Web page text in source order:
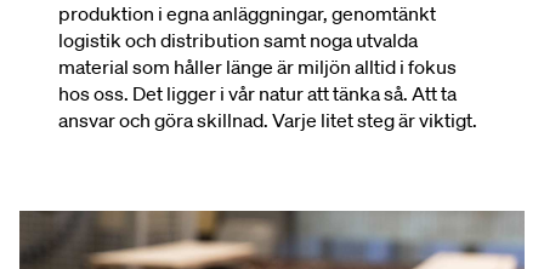
produktion i egna anläggningar, genomtänkt
logistik och distribution samt noga utvalda
material som håller länge är miljön alltid i fokus
hos oss. Det ligger i vår natur att tänka så. Att ta
ansvar och göra skillnad. Varje litet steg är viktigt.